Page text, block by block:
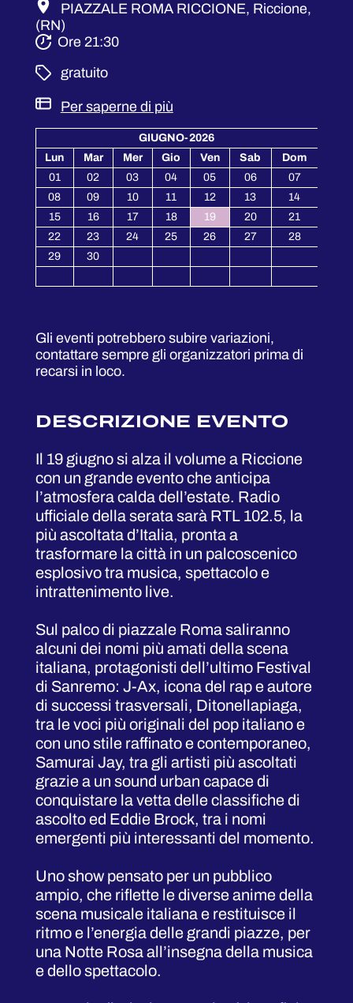
PIAZZALE ROMA RICCIONE, Riccione,
(RN)
Ore 21:30
­ gratuito
Per saperne di più
GIUGNO-2026
Lun
Mar Mer Gio Ven Sab
Dom
01
02 03 04 05 06
07
08
09 10 11 12 13
14
15
16 17 18 19 20
21
22
23 24 25 26 27
28
29
30
Gli eventi potrebbero subire variazioni,
contattare sempre gli organizzatori prima di
recarsi in loco.
DESCRIZIONE EVENTO
Il 19 giugno si alza il volume a Riccione
con un grande evento che anticipa
l’atmosfera calda dell’estate. Radio
ufficiale della serata sarà RTL 102.5, la
più ascoltata d’Italia, pronta a
trasformare la città in un palcoscenico
esplosivo tra musica, spettacolo e
intrattenimento live.
Sul palco di piazzale Roma saliranno
alcuni dei nomi più amati della scena
italiana, protagonisti dell’ultimo Festival
di Sanremo: J-Ax, icona del rap e autore
di successi trasversali, Ditonellapiaga,
tra le voci più originali del pop italiano e
con uno stile raffinato e contemporaneo,
Samurai Jay, tra gli artisti più ascoltati
grazie a un sound urban capace di
conquistare la vetta delle classifiche di
ascolto ed Eddie Brock, tra i nomi
emergenti più interessanti del momento.
Uno show pensato per un pubblico
ampio, che riflette le diverse anime della
scena musicale italiana e restituisce il
ritmo e l’energia delle grandi piazze, per
una Notte Rosa all’insegna della musica
e dello spettacolo.